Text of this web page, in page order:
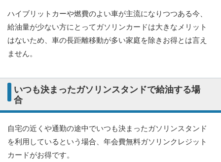
ハイブリットカーや燃費のよい車が主流になりつつある今、
給油量が少ない方にとってガソリンカードは大きなメリット
はないため、車の長距離移動が多い家庭を除きお得とは言え
ません。
いつも決まったガソリンスタンドで給油する場
合
自宅の近くや通勤の途中でいつも決まったガソリンスタンド
を利用しているという場合、年会費無料ガソリンクレジット
カードがお得です。